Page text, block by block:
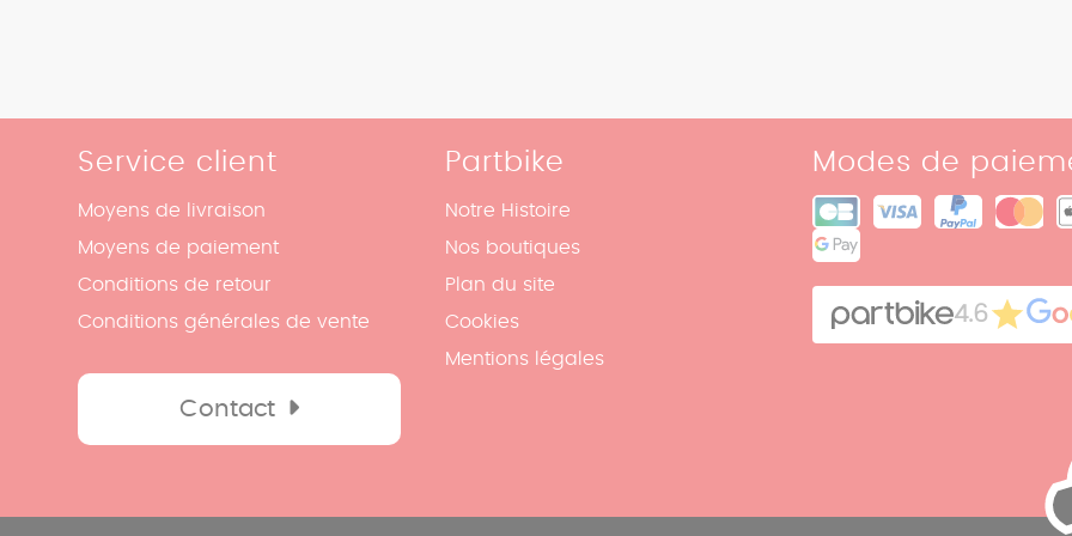
Service client
Moyens de livraison
Moyens de paiement
Conditions de retour
Conditions générales de vente
Contact
Partbike
Notre Histoire
Nos boutiques
Plan du site
Cookies
Mentions légales
Modes de
4.6